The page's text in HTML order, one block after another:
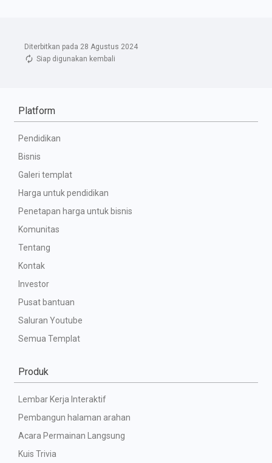
Diterbitkan pada 28 Agustus 2024
Siap digunakan kembali
Platform
Pendidikan
Bisnis
Galeri templat
Harga untuk pendidikan
Penetapan harga untuk bisnis
Komunitas
Tentang
Kontak
Investor
Pusat bantuan
Saluran Youtube
Semua Templat
Produk
Lembar Kerja Interaktif
Pembangun halaman arahan
Acara Permainan Langsung
Kuis Trivia